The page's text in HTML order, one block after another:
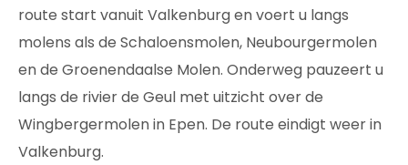
route start vanuit Valkenburg en voert u langs
molens als de Schaloensmolen, Neubourgermolen
en de Groenendaalse Molen. Onderweg pauzeert u
langs de rivier de Geul met uitzicht over de
Wingbergermolen in Epen. De route eindigt weer in
Valkenburg.